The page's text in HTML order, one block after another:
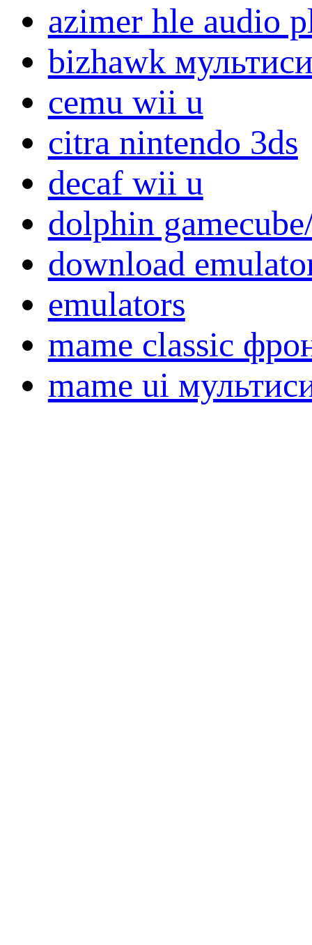
azimer hle audio
bizhawk
cemu wii u
citra nintendo 3ds
decaf wii u
dolphin
download
emulators
mame classic
mame ui